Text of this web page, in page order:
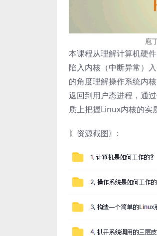
庖
本课程从理解计算机硬
陷入内核（中断异常）
的角度理解操作系统内
返回到用户态进程，通
质上把握Linux内核的实
〖资源截图〗: